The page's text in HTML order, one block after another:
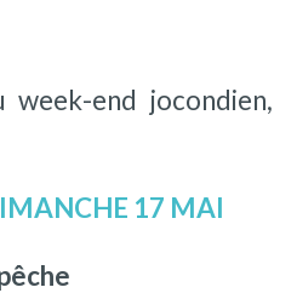
week-end jocondien,
17 MAI